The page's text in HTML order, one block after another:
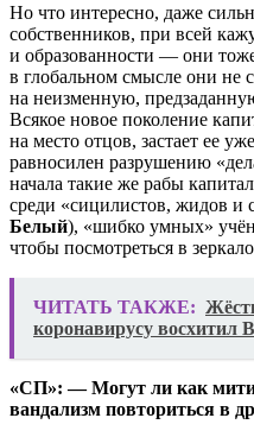
Но что интересно, даже
собственников, при всей
и образованности — они
в глобальном смысле они не
на неизменную,
Всякое новое поколение
на место отцов, застает ее
равносилен разрушению
начала такие же рабы
среди «сицилистов, жидов и
Белый), «шибко умных»
чтобы посмотреться в
ЧИТАТЬ ТАКЖЕ:
коронавирусу восхитил
«СП»: — Могут ли как
вандализм повториться в